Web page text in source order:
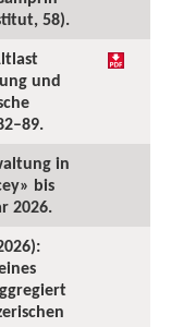
58).
und
in
bis
2026.